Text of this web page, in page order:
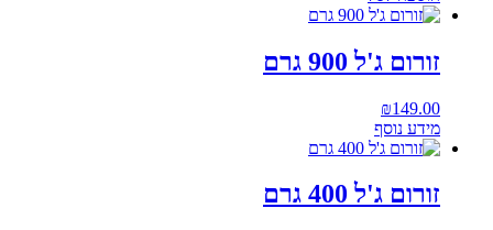
זורום ג'ל 900 גרם
₪149.00
מידע נוסף
זורום ג'ל 400 גרם